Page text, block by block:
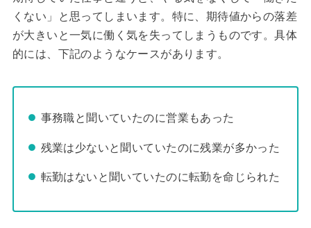
くない」と思ってしまいます。特に、期待値からの落差
が大きいと一気に働く気を失ってしまうものです。具体
的には、下記のようなケースがあります。
事務職と聞いていたのに営業もあった
残業は少ないと聞いていたのに残業が多かった
転勤はないと聞いていたのに転勤を命じられた